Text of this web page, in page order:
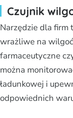
Czujnik
Narzędzie dla
wrażliwe na
farmaceutyczne
można
ładunkowej i
odpowiednich